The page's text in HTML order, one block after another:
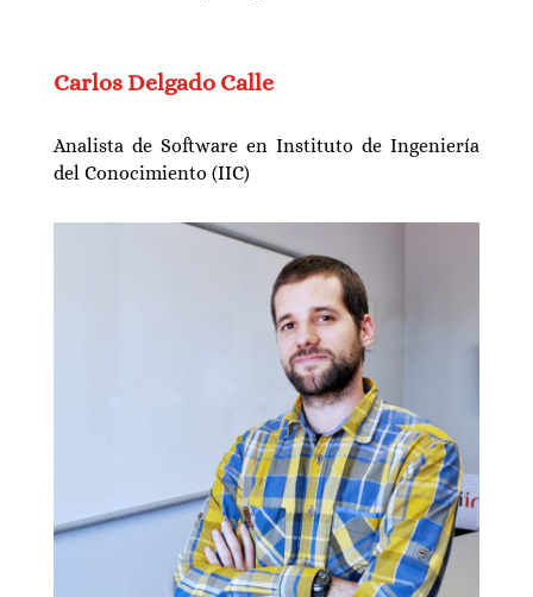
Carlos Delgado Calle
Analista de Software en Instituto de Ingeniería
del Conocimiento (IIC)